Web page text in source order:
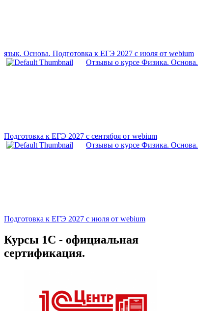
язык. Основа. Подготовка к ЕГЭ 2027 с июля от webium
Отзывы о курсе Физика. Основа.
Подготовка к ЕГЭ 2027 с сентября от webium
Отзывы о курсе Физика. Основа.
Подготовка к ЕГЭ 2027 с июля от webium
Курсы 1С - официальная
сертификация.